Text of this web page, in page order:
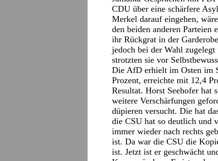
CDU über eine schärfere
Merkel darauf eingehen,
den beiden anderen Parteien
ihr Rückgrat in der
jedoch bei der Wahl
strotzten sie vor
Die AfD erhielt im Osten im
Prozent, erreichte mit 12,4
Resultat. Horst Seehofer hat
weitere Verschärfungen
düpieren versucht. Die hat
die CSU hat so deutlich und
immer wieder nach rechts
ist. Da war die CSU die
ist. Jetzt ist er geschwächt